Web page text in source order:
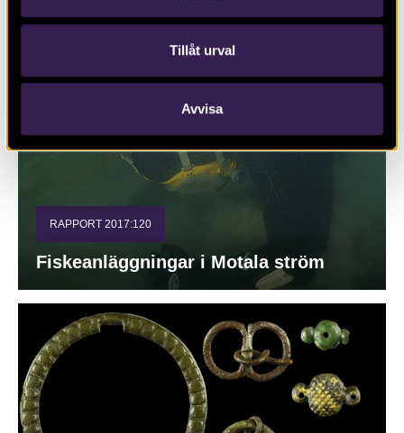
Tillåt urval
Avvisa
RAPPORT 2017:120
Fiskeanläggningar i Motala ström